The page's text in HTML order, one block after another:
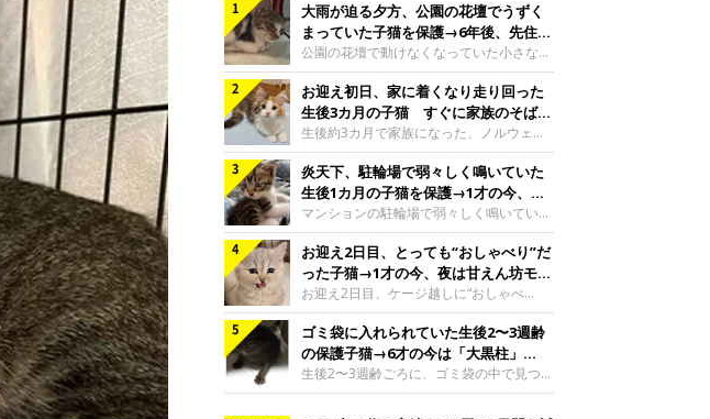
大雨が迫る夕方、公園の花壇でうずく
まっていた子猫を保護→6年後、先住猫
と“姉妹”のような関係に
公園の花壇で動けなくなっていた小さな子
猫。家族に迎えられてから6年、先住猫と
の間には深い絆が育まれていました。保護
当時のティダちゃん。
@muumuu62197189紹介するのは、
X（旧Twitter）ユーザー
@muumuu62197189さんの愛猫・ティダ
ちゃん（取材時6才）の成長記録です。こ
ちらは、生後3カ月ごろのティダちゃん。
飼い主さんが出会ったのは、夜から大雨に
なると予報されていた日の夕方でした。花
壇で動けずにいた子猫保護したばかりのテ
ィダちゃん。@muumuu62197189飼い主
さんは、公園の
お迎え初日、家に着くなり走り回った
生後3カ月の子猫 すぐに家族のそばで
落ち着く姿に「迎えてよかった」
生後約3カ月で家族になった、ノルウェー
ジャンフォレストキャットの子猫。お迎え
翌日には、すでに家でくつろぐ様子を見せ
ていました。お迎え翌日、ベッドでうとう
とするむうちゃんお迎え翌日のむうちゃ
ん。@umimugi0304紹介するのは、
Instagramユーザー@umimugi0304さんの
愛猫・むうちゃん（撮影時、生後約3カ月
／ノルウェージャンフォレストキャッ
ト）。こちらは、お迎え翌日に撮影された
一枚。ゴハンをお腹いっぱい食べたむうち
ゃんは眠くなり、飼い主さん夫婦のベッド
でうとうとし始めたのだとか。飼い主さ
炎天下、駐輪場で弱々しく鳴いていた
生後1カ月の子猫を保護→1才の今、筋
肉質でツンデレなコに成長
マンションの駐輪場で弱々しく鳴いてい
た、生後1カ月ほどの子猫。家族に迎えら
れてから1年、体も行動も大きく成長しま
した。炎天下の駐輪場で鳴いていた小さな
子猫保護当時のモモちゃん。@Kingponzu
紹介するのは、X（旧Twitter）ユーザー
@Kingponzuさんの愛猫・モモちゃん（取
材時1才）の成長記録です。こちらは、モ
モちゃんが生後1カ月ごろに撮影された一
枚。飼い主さんの自宅マンションの駐輪場
お迎え2日目、とっても“おしゃべり”だ
った子猫→1才の今、夜は甘えん坊モー
ドになるコに成長！
お迎え2日目、ケージ越しに“おしゃべ
り”する姿を見せていた子猫。1才になった
今も見せる愛らしい姿にキュンとします。
お迎え2日目、ケージ越しに何かを伝える
ももちゃん“おしゃべり”なももちゃん。
@poocoonyan紹介するのは、Instagram
ユーザー@poocoonyanさんの愛猫・もも
ゴミ袋に入れられていた生後2〜3週齢
の保護子猫→6才の今は「大黒柱」
に！ 美しい黒猫に成長した姿にグッ
とくる
生後2〜3週齢ごろに、ゴミ袋の中で見つか
った小さな命。ミルクから育てられたその
子猫は今、家族に欠かせない存在へと成長